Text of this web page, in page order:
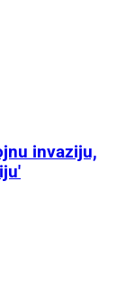
invaziju,